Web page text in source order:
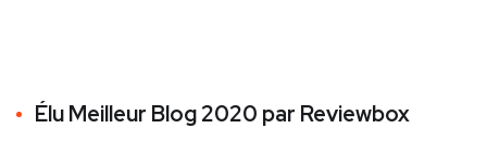
Élu Meilleur Blog 2020 par Reviewbox